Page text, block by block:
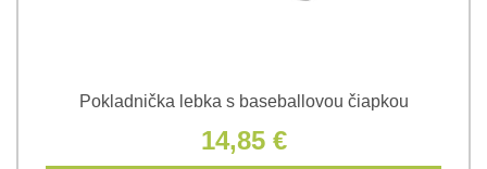
Pokladnička lebka s baseballovou čiapkou
14,85 €